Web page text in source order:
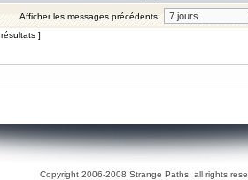
Afficher les messages précédents:
]
Copyright 2006-2008 Strange Paths, all rights